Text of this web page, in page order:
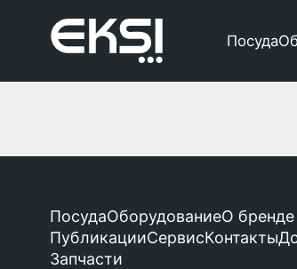
Посуда
ПосудаОборудованиеО бренде
ПубликацииСервисКонтакты
Запчасти